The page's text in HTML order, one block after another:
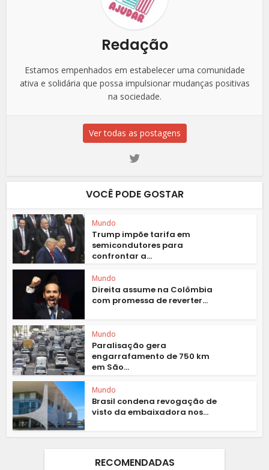
Redação
Estamos empenhados em estabelecer uma comunidade
ativa e solidária que possa impulsionar mudanças positivas
na sociedade.
Ver todas as postagens
VOCÊ PODE GOSTAR
Mundo
Trump impõe tarifa em
semicondutores para
confrontar a...
Mundo
Direita assume na Colômbia
com promessa de reverter...
Mundo
Paralisação gera
engarrafamento de 750 km
em São...
Mundo
Brasil condena revogação de
visto da embaixadora nos...
RECOMENDADAS